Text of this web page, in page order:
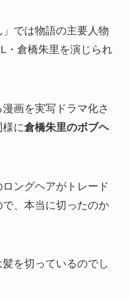
では物語の主要人物
・倉橋朱里を演じられ
画を実写ドラマ化さ
に倉橋朱里のボブヘ
ングヘアがトレード
、本当に切ったのか
を切っているのでし